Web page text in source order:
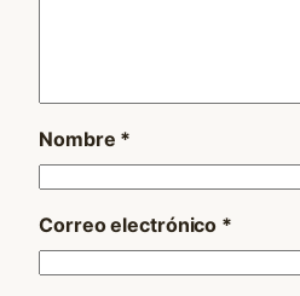
Nombre *
Correo electrónico *